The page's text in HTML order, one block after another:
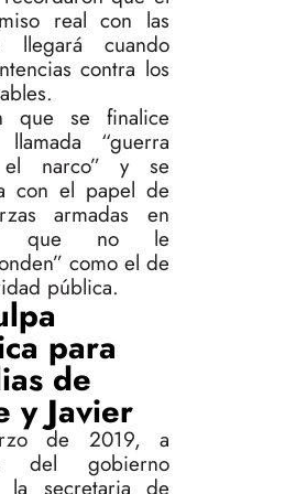
real con las
llegará cuando
contra los
que se finalice
“guerra
el narco” y se
con el papel de
armadas en
que no le
como el de
pública.
para
de
y Javier
de 2019, a
del gobierno